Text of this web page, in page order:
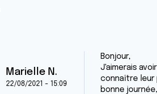
Marielle N.
22/08/2021 - 15:09
Bonjour,
J'aimerais
connaître leur
bonne